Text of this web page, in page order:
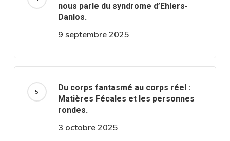
nous parle du syndrome d’Ehlers-
Danlos.
9 septembre 2025
Du corps fantasmé au corps réel :
Matières Fécales et les personnes
rondes.
3 octobre 2025